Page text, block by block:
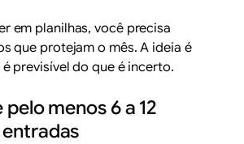
em planilhas, você precisa
que protejam o mês. A ideia é
previsível do que é incerto.
pelo menos 6 a 12